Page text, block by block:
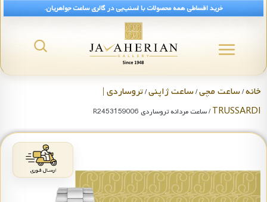
خرید اقساطی همه محصولات با اسنپ‌پی در گالری ساعت جواهریان.
خانه/ساعت مچی/ساعت ژاپنی/تروساردی |
TRUSSARDI/ ساعت مردانه تروساردی R2453159006